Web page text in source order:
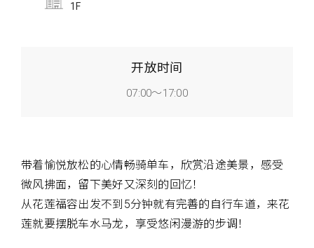
1F
开放时间
07:00～17:00
带着愉悦放松的心情畅骑单车，欣赏沿途美景，感受
微风拂面，留下美好又深刻的回忆！
从花莲福容出发不到5分钟就有完善的自行车道，来花
莲就要摆脱车水马龙，享受悠闲漫游的步调！